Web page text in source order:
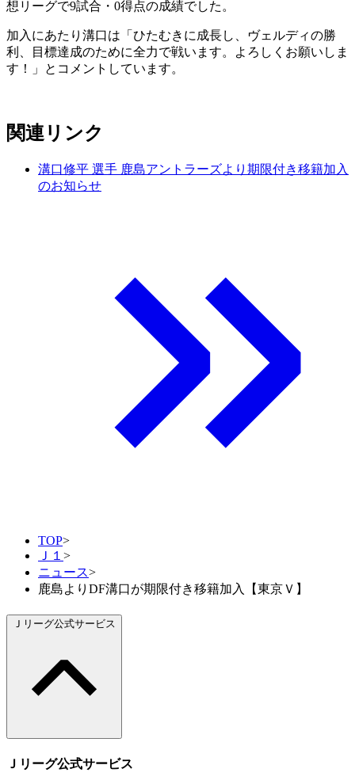
想リーグで9試合・0得点の成績でした。
加入にあたり溝口は「ひたむきに成長し、ヴェルディの勝
利、目標達成のために全力で戦います。よろしくお願いしま
す！」とコメントしています。
関連リンク
溝口修平 選手 鹿島アントラーズより期限付き移籍加入
のお知らせ
TOP>
Ｊ１ >
ニュース>
鹿島よりDF溝口が期限付き移籍加入【東京Ｖ】
Ｊリーグ公式サービス
Ｊリーグ公式サービス